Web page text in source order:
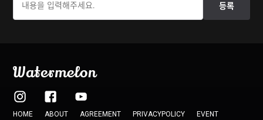
등록
Watermelon
HOME ABOUT AGREEMENT PRIVACYPOLICY EVENT